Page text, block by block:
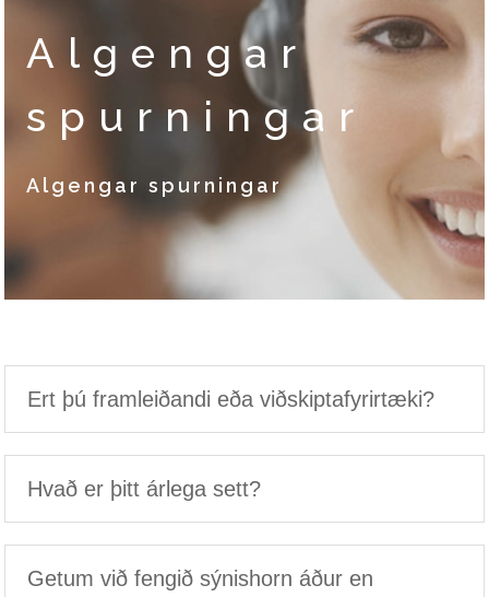
Algengar
spurningar
Algengar spurningar
Ert þú framleiðandi eða viðskiptafyrirtæki?
Hvað er þitt árlega sett?
Getum við fengið sýnishorn áður en